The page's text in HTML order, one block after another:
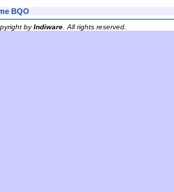
BQO
byIndiware . All rights reserved.